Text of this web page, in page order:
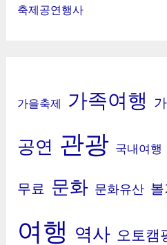
축제공연행사
가을축제 가족여행
공연 관광 국내여행
무료 문화 문화유산
여행 역사 오토캠